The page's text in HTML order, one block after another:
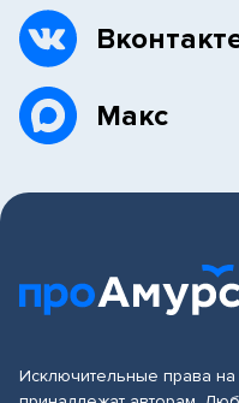
Макс
Исключительные права